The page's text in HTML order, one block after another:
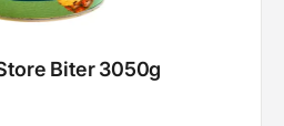
Biter 3050g